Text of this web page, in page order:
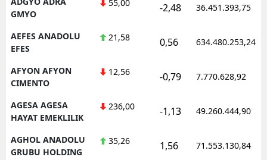
GMYO
55,00 -2,48 36.451.393,75
AEFES ANADOLU
EFES
21,58 0,56 634.480.253,24
AFYON AFYON
CIMENTO
12,56 -0,79 7.770.628,92
AGESA AGESA
HAYAT EMEKLILIK
236,00 -1,13 49.260.444,90
AGHOL ANADOLU
GRUBU HOLDING
35,26 1,56 71.553.130,84